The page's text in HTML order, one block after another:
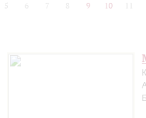
5 6 7 8 9 10